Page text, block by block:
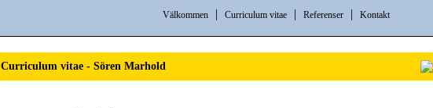
Välkommen | Curriculum vitae | Referenser | Kontakt
Curriculum vitae - Sören Marhold